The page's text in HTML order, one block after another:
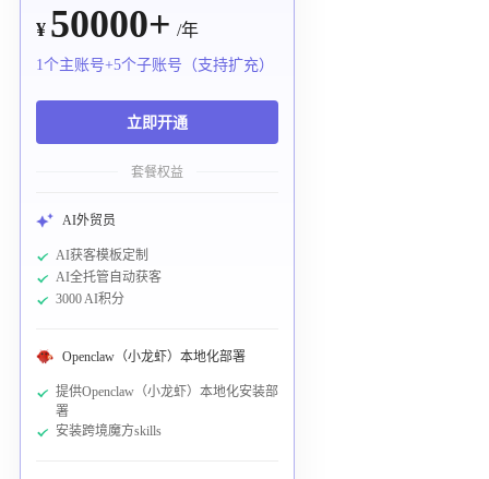
¥ 50000+ /年
1个主账号+5个子账号（支持扩充）
立即开通
套餐权益
AI外贸员
AI获客模板定制
AI全托管自动获客
3000 AI积分
Openclaw（小龙虾）本地化部署
提供Openclaw（小龙虾）本地化安装部
署
安装跨境魔方skills